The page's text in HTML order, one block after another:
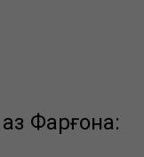
Фарғона: